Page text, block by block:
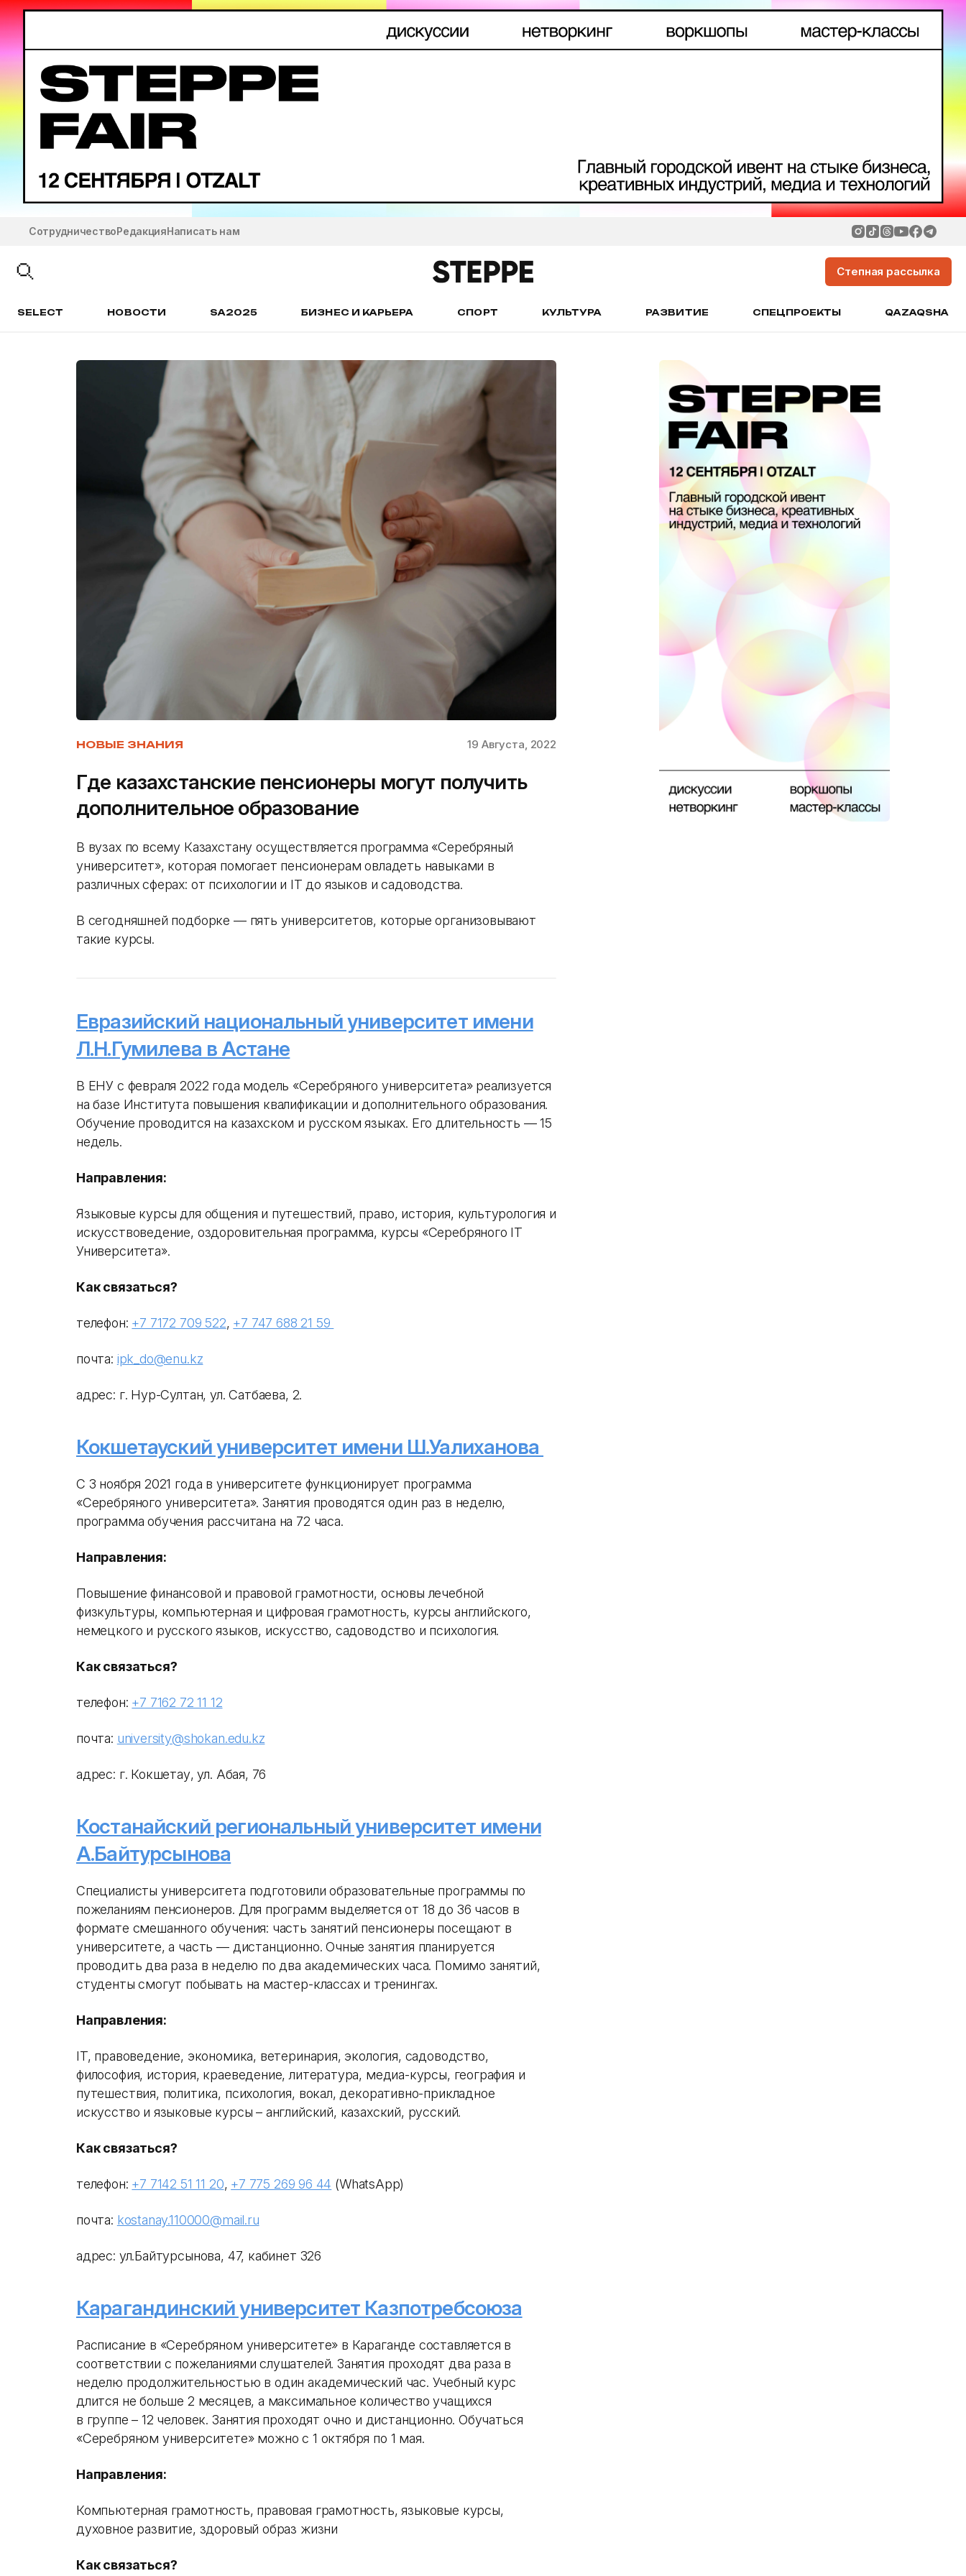
СотрудничествоРедакцияНаписать нам
Степная рассылка
SELECT НОВОСТИ SA2025 БИЗНЕС И КАРЬЕРА СПОРТ КУЛЬТУРА РАЗВИТИЕ СПЕЦПРОЕКТЫ QAZAQSHA
НОВЫЕ ЗНАНИЯ 19 Августа, 2022
Где казахстанские пенсионеры могут получить
дополнительное образование
В вузах по всему Казахстану осуществляется программа «Серебряный
университет», которая помогает пенсионерам овладеть навыками в
различных сферах: от психологии и IT до языков и садоводства.
В сегодняшней подборке — пять университетов, которые организовывают
такие курсы.
Евразийский национальный университет имени
Л.Н.Гумилева в Астане
В ЕНУ с февраля 2022 года модель «Серебряного университета» реализуется
на базе Института повышения квалификации и дополнительного образования.
Обучение проводится на казахском и русском языках. Его длительность — 15
недель.
Направления:
Языковые курсы для общения и путешествий, право, история, культурология и
искусствоведение, оздоровительная программа, курсы «Серебряного IT
Университета».
Как связаться?
телефон: +7 7172 709 522, +7 747 688 21 59
почта: ipk_do@enu.kz
адрес: г. Нур-Султан, ул. Сатбаева, 2.
Кокшетауский университет имени Ш.Уалиханова
С 3 ноября 2021 года в университете функционирует программа
«Серебряного университета». Занятия проводятся один раз в неделю,
программа обучения рассчитана на 72 часа.
Направления:
Повышение финансовой и правовой грамотности, основы лечебной
физкультуры, компьютерная и цифровая грамотность, курсы английского,
немецкого и русского языков, искусство, садоводство и психология.
Как связаться?
телефон: +7 7162 72 11 12
почта: university@shokan.edu.kz
адрес: г. Кокшетау, ул. Абая, 76
Костанайский региональный университет имени
А.Байтурсынова
Специалисты университета подготовили образовательные программы по
пожеланиям пенсионеров. Для программ выделяется от 18 до 36 часов в
формате смешанного обучения: часть занятий пенсионеры посещают в
университете, а часть — дистанционно. Очные занятия планируется
проводить два раза в неделю по два академических часа. Помимо занятий,
студенты смогут побывать на мастер-классах и тренингах.
Направления:
IT, правоведение, экономика, ветеринария, экология, садоводство,
философия, история, краеведение, литература, медиа-курсы, география и
путешествия, политика, психология, вокал, декоративно-прикладное
искусство и языковые курсы – английский, казахский, русский.
Как связаться?
телефон: +7 7142 51 11 20, +7 775 269 96 44 (WhatsApp)
почта: kostanay.110000@mail.ru
адрес: ул.Байтурсынова, 47, кабинет 326
Карагандинский университет Казпотребсоюза
Расписание в «Серебряном университете» в Караганде составляется в
соответствии с пожеланиями слушателей. Занятия проходят два раза в
неделю продолжительностью в один академический час. Учебный курс
длится не больше 2 месяцев, а максимальное количество учащихся
в группе – 12 человек. Занятия проходят очно и дистанционно. Обучаться
«Серебряном университете» можно с 1 октября по 1 мая.
Направления:
Компьютерная грамотность, правовая грамотность, языковые курсы,
духовное развитие, здоровый образ жизни
Как связаться?